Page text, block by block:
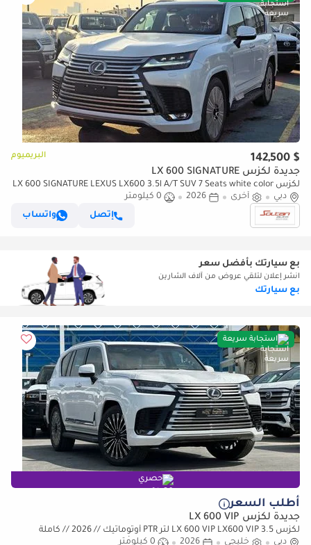
$ 142,500 البريميوم
جديدة لكزس LX 600 SIGNATURE
لكزس LX 600 SIGNATURE LEXUS LX600 3.5l A/T SUV 7 Seats white color
2026 Model
دبي أخرى 2026
0 كيلومتر
إتصل
واتساب
بع سيارتك بأفضل سعر
انشر إعلان لتلقي عروض من آلاف الشارين
بع سيارتك
استجابة سريعة
حصري
أطلب السعر
جديدة لكزس LX 600 VIP
لكزس LX 600 VIP LX600 VIP 3.5 لتر PTR أوتوماتيك // 2026 // كاملة
المواصفات: مقاعد VIP، رادار وشاشة عرض رأسية، كاميرا
دبي خليجي 2026
0 كيلومتر